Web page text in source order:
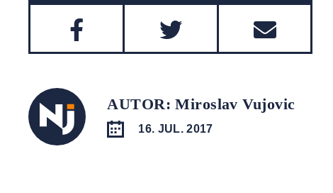
AUTOR: Miroslav Vujovic
16. JUL. 2017